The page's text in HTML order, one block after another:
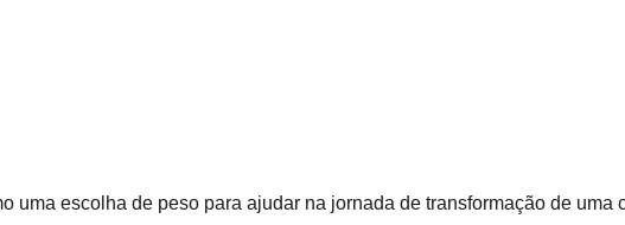
uma escolha de peso para ajudar na jornada de transformação de uma